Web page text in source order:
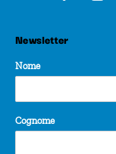
Newsletter
Nome
Cognome